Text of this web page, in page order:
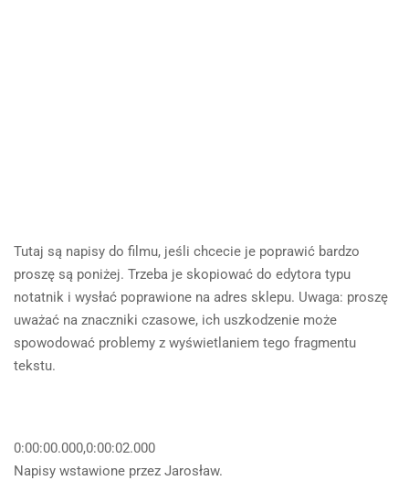
Tutaj są napisy do filmu, jeśli chcecie je poprawić bardzo
proszę są poniżej. Trzeba je skopiować do edytora typu
notatnik i wysłać poprawione na adres sklepu. Uwaga: proszę
uważać na znaczniki czasowe, ich uszkodzenie może
spowodować problemy z wyświetlaniem tego fragmentu
tekstu.
0:00:00.000,0:00:02.000
Napisy wstawione przez Jarosław.